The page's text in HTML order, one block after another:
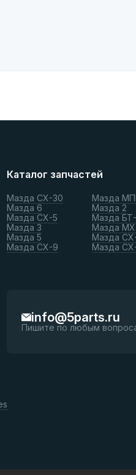
Каталог запчастей
Мазда СХ-30
Мазда 6
Мазда СХ-5
Мазда 3
Мазда 5
Мазда СХ-9
Мазда
Мазда 2
Мазда
Мазда
Мазда
Мазда
info@5parts.ru
Пишите по любым